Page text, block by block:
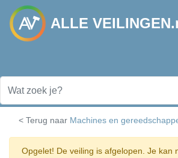
ALLE
< Terug naar Machines en
Opgelet! De veiling is afgelopen. Je kan